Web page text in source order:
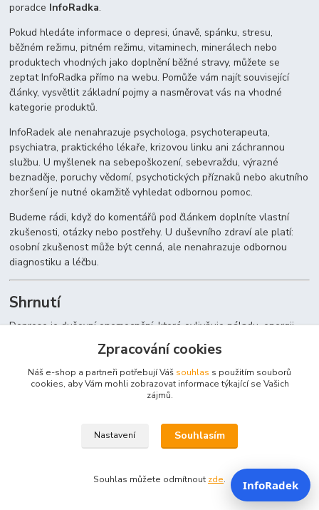
poradce InfoRadka.
Pokud hledáte informace o depresi, únavě, spánku, stresu,
běžném režimu, pitném režimu, vitaminech, minerálech nebo
produktech vhodných jako doplnění běžné stravy, můžete se
zeptat InfoRadka přímo na webu. Pomůže vám najít související
články, vysvětlit základní pojmy a nasměrovat vás na vhodné
kategorie produktů.
InfoRadek ale nenahrazuje psychologa, psychoterapeuta,
psychiatra, praktického lékaře, krizovou linku ani záchrannou
službu. U myšlenek na sebepoškození, sebevraždu, výrazné
beznaděje, poruchy vědomí, psychotických příznaků nebo akutního
zhoršení je nutné okamžitě vyhledat odbornou pomoc.
Budeme rádi, když do komentářů pod článkem doplníte vlastní
zkušenosti, otázky nebo postřehy. U duševního zdraví ale platí:
osobní zkušenost může být cenná, ale nenahrazuje odbornou
diagnostiku a léčbu.
Shrnutí
Deprese je duševní onemocnění, které ovlivňuje náladu, energii,
myšlení, spánek, chuť k jídlu, vztahy i běžné fungování. Není to
slabost ani lenost. Může se projevit smutkem, prázdnotou, ztrátou
zájmu, únavou, pocity viny, poruchami spánku, změnou chuti k jídlu
nebo myšlenkami na smrt.
zahrnovat psychoterapii, léky, režimová opatření a podporu okolí.
Při sebevražedných myšlenkách, sebepoškozování nebo akutním
Doplňky stravy, bylinné čaje, vitaminy ani minerály nelze
prezentovat jako léčbu deprese nebo náhradu odborné péče.
Zpracování cookies
Náš e-shop a partneři potřebují Váš souhlas s použitím souborů
cookies, aby Vám mohli zobrazovat informace týkající se Vašich
zájmů.
Nastavení Souhlasím
Souhlas můžete odmítnout zde. InfoRadek